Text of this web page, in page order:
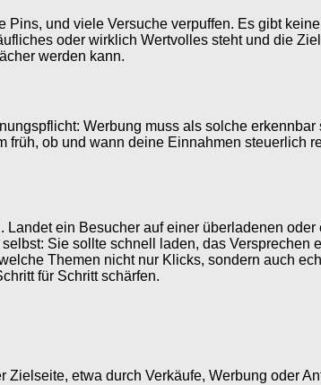
und viele Versuche verpuffen. Es gibt
oder wirklich Wertvolles steht und die
werden kann.
Werbung muss als solche
ob und wann deine Einnahmen steuerlich
ein Besucher auf einer überladenen
Sie sollte schnell laden, das Versprechen
Themen nicht nur Klicks, sondern auch
für Schritt schärfen.
etwa durch Verkäufe, Werbung oder